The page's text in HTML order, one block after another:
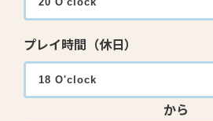
プレイ時間（休日）
から